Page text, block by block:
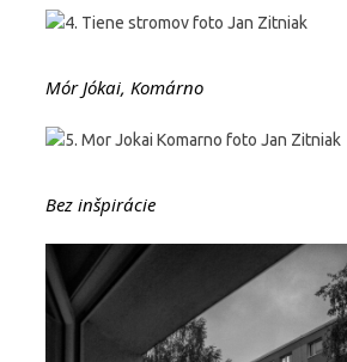
Mór Jókai, Komárno
Bez inšpirácie